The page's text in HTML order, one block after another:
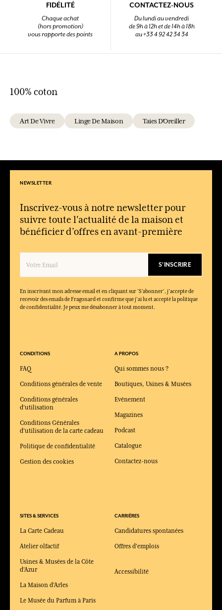
FIDÉLITÉ
Chaque achat
(hors promotion)
vous rapporte des points
CONTACTEZ-NOUS
Du lundi au vendredi
de 9h à 12h et de 14h à 18h
au +33 4 92 42 34 34
100% coton
Art De Vivre Linge De Maison Taies D'Oreiller
NEWSLETTER
Inscrivez-vous à notre newsletter pour
suivre toute l'actualité de la maison et
bénéficier d’offres en avant-première
S'INSCRIRE
En inscrivant mon adresse email et en cliquant sur ‘S’abonner’, j'accepte de
recevoir des emails de Fragonard et confirme que j'ai lu et accepté la politique
de confidentialité. Je peux me désabonner à tout moment.
CONDITIONS
FAQ
Conditions générales de vente
Conditions générales
d'utilisation
Conditions Générales
d'utilisation de la carte cadeau
Politique de confidentialité
Gestion des cookies
SITES & SERVICES
La Carte Cadeau
Atelier olfactif
Usines & Musées de la Côte
d'Azur
La Maison d'Arles
Le Musée du Parfum à Paris
A PROPOS
Qui sommes nous ?
Boutiques, Usines & Musées
Evénement
Magazines
Podcast
Catalogue
Contactez-nous
CARRIÈRES
Candidatures spontanées
Offres d'emplois
Accessibilité